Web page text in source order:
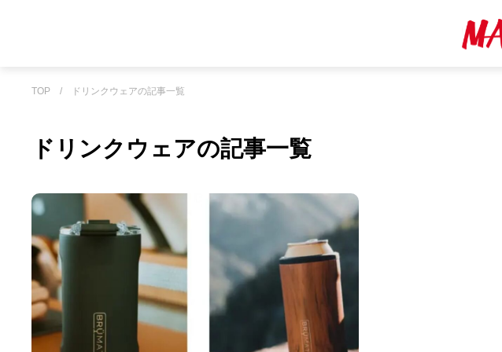
TOP / ドリンクウェアの記事一覧
ドリンクウェアの記事一覧